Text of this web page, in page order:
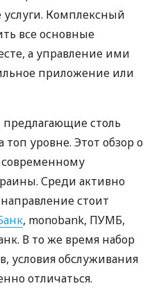
Комплексный
все основные
а управление ими
приложение или
столь
уровне. Этот обзор о
Среди активно
стоит
, monobank, ПУМБ,
В то же время набор
условия обслуживания
отличаться.